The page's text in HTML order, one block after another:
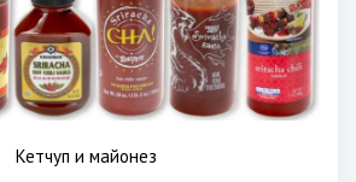
Кетчуп и майонез